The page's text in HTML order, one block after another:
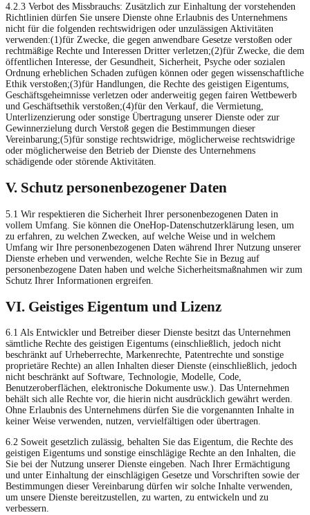
4.2.3 Verbot des Missbrauchs: Zusätzlich zur Einhaltung der vorstehenden
Richtlinien dürfen Sie unsere Dienste ohne Erlaubnis des Unternehmens
nicht für die folgenden rechtswidrigen oder unzulässigen Aktivitäten
verwenden:(1)für Zwecke, die gegen anwendbare Gesetze verstoßen oder
rechtmäßige Rechte und Interessen Dritter verletzen;(2)für Zwecke, die dem
öffentlichen Interesse, der Gesundheit, Sicherheit, Psyche oder sozialen
Ordnung erheblichen Schaden zufügen können oder gegen wissenschaftliche
Ethik verstoßen;(3)für Handlungen, die Rechte des geistigen Eigentums,
Geschäftsgeheimnisse verletzen oder anderweitig gegen fairen Wettbewerb
und Geschäftsethik verstoßen;(4)für den Verkauf, die Vermietung,
Unterlizenzierung oder sonstige Übertragung unserer Dienste oder zur
Gewinnerzielung durch Verstoß gegen die Bestimmungen dieser
Vereinbarung;(5)für sonstige rechtswidrige, möglicherweise rechtswidrige
oder möglicherweise den Betrieb der Dienste des Unternehmens
schädigende oder störende Aktivitäten.
V. Schutz personenbezogener Daten
5.1 Wir respektieren die Sicherheit Ihrer personenbezogenen Daten in
vollem Umfang. Sie können die OneHop-Datenschutzerklärung lesen, um
zu erfahren, zu welchen Zwecken, auf welche Weise und in welchem
Umfang wir Ihre personenbezogenen Daten während Ihrer Nutzung unserer
Dienste erheben und verwenden, welche Rechte Sie in Bezug auf
personenbezogene Daten haben und welche Sicherheitsmaßnahmen wir zum
Schutz Ihrer Informationen ergreifen.
VI. Geistiges Eigentum und Lizenz
6.1 Als Entwickler und Betreiber dieser Dienste besitzt das Unternehmen
sämtliche Rechte des geistigen Eigentums (einschließlich, jedoch nicht
beschränkt auf Urheberrechte, Markenrechte, Patentrechte und sonstige
proprietäre Rechte) an allen Inhalten dieser Dienste (einschließlich, jedoch
nicht beschränkt auf Software, Technologie, Modelle, Code,
Benutzeroberflächen, elektronische Dokumente usw.). Das Unternehmen
behält sich alle Rechte vor, die hierin nicht ausdrücklich gewährt werden.
Ohne Erlaubnis des Unternehmens dürfen Sie die vorgenannten Inhalte in
keiner Weise verwenden, nutzen, vervielfältigen oder übertragen.
6.2 Soweit gesetzlich zulässig, behalten Sie das Eigentum, die Rechte des
geistigen Eigentums und sonstige einschlägige Rechte an den Inhalten, die
Sie bei der Nutzung unserer Dienste eingeben. Nach Ihrer Ermächtigung
und unter Einhaltung der einschlägigen Gesetze und Vorschriften sowie der
Bestimmungen dieser Vereinbarung dürfen wir solche Inhalte verwenden,
um unsere Dienste bereitzustellen, zu warten, zu entwickeln und zu
verbessern.